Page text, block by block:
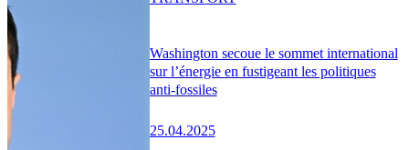
Washington secoue le sommet international
sur l’énergie en fustigeant les politiques
anti-fossiles
25.04.2025